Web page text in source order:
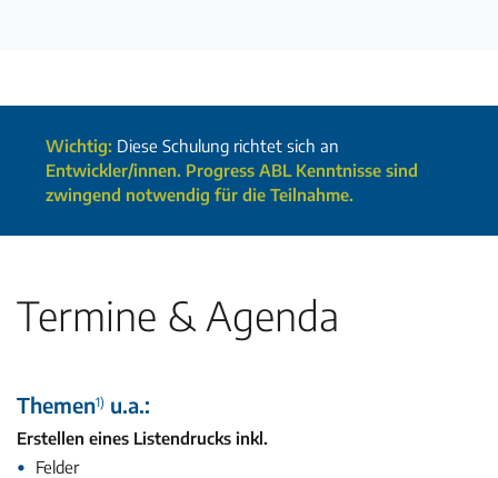
Wichtig:Diese Schulung richtet sich an
Entwickler/innen. Progress ABL Kenntnisse sind
zwingend notwendig für die Teilnahme.
Termine & Agenda
Themen1) u.a.:
Erstellen eines Listendrucks inkl.
Felder